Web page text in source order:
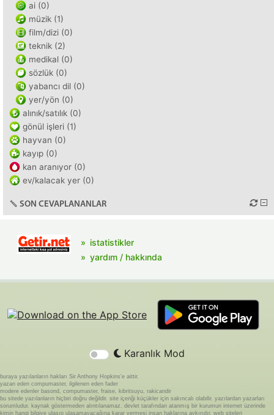
ai (0)
müzik (1)
film/dizi (0)
teknik (2)
medikal (0)
sözlük (0)
yabancı dil (0)
yer/yön (0)
alınık/satılık (0)
gönül işleri (1)
hayvan (0)
kayıp (0)
kan aranıyor (0)
ev/kalacak yer (0)
SON CEVAPLANANLAR
istatistikler
yardım / hakkında
Karanlık Mod
buraya yazılanların hakları Sir Anthony Hopkins'e aittir.
yazan eden compumaster, ilgilenen eden fader
modere edenler basond, compumaster, fraise, kibritsuyu, rakicandir
bu sitede yazılanların hiçbiri doğru değildir. site içeriği küçükler için sakıncalı olabilir. yazılardan yazarları
sorumludur. kaynak göstermeden alıntılanamaz. devlet tarafından atanmış bir kurumun internet üzerinde
kimin hangi bilgiye ulaşıp ulaşamayacağına karar vermesi insan haklarına aykırıdır. web siteleri